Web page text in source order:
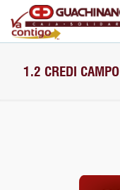
1.2 CREDI CAMPO